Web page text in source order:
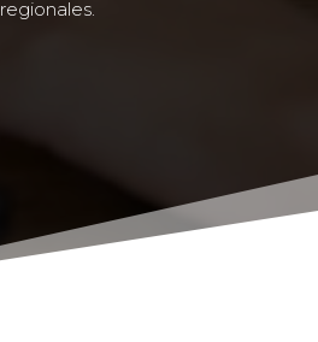
regionales.